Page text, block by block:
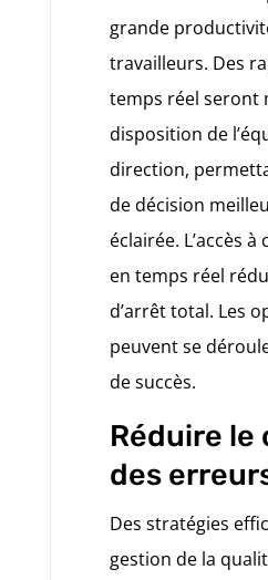
grande
travailleurs. Des
temps réel seront
disposition de
direction,
de décision
éclairée. L’accès à
en temps réel
d’arrêt total. Les
peuvent se
de succès.
Réduire le
des
Des stratégies
gestion de la